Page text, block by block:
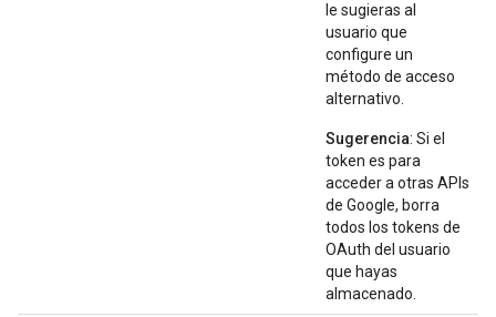
le sugieras al
usuario que
configure un
método de acceso
alternativo.
Sugerencia: Si el
token es para
acceder a otras APIs
de Google, borra
todos los tokens de
OAuth del usuario
que hayas
almacenado.